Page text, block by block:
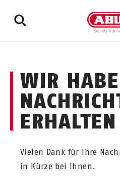
alle
Ergebnisse
WIR
ERHALTEN
Vielen Dank für Ihre
in Kürze bei Ihnen.